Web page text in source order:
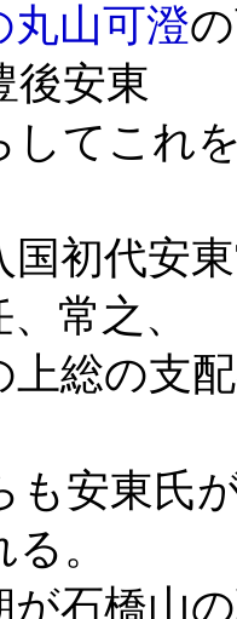
丸山可澄
後安東
してこれ
国初代安
常之、
上総の支
も安東氏
。
が石橋山